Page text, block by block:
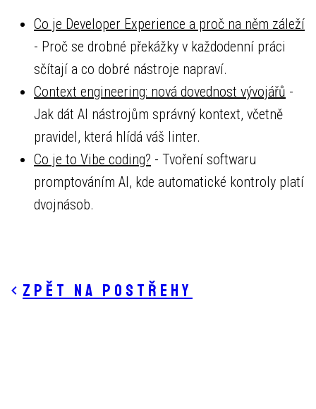
Co je Developer Experience a proč na něm záleží
- Proč se drobné překážky v každodenní práci
sčítají a co dobré nástroje napraví.
Context engineering: nová dovednost vývojářů -
Jak dát AI nástrojům správný kontext, včetně
pravidel, která hlídá váš linter.
Co je to Vibe coding? - Tvoření softwaru
promptováním AI, kde automatické kontroly platí
dvojnásob.
Zpět na postřehy